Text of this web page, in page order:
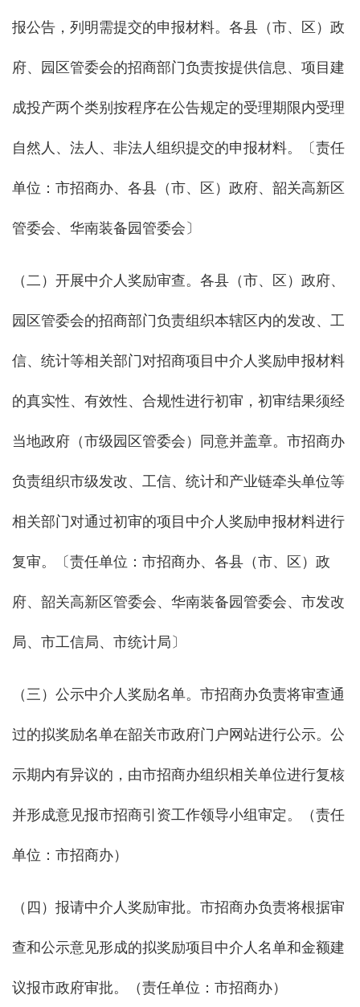
报公告，列明需提交的申报材料。各县（市、区）政
府、园区管委会的招商部门负责按提供信息、项目建
成投产两个类别按程序在公告规定的受理期限内受理
自然人、法人、非法人组织提交的申报材料。〔责任
单位：市招商办、各县（市、区）政府、韶关高新区
管委会、华南装备园管委会〕
（二）开展中介人奖励审查。各县（市、区）政府、
园区管委会的招商部门负责组织本辖区内的发改、工
信、统计等相关部门对招商项目中介人奖励申报材料
的真实性、有效性、合规性进行初审，初审结果须经
当地政府（市级园区管委会）同意并盖章。市招商办
负责组织市级发改、工信、统计和产业链牵头单位等
相关部门对通过初审的项目中介人奖励申报材料进行
复审。〔责任单位：市招商办、各县（市、区）政
府、韶关高新区管委会、华南装备园管委会、市发改
局、市工信局、市统计局〕
（三）公示中介人奖励名单。市招商办负责将审查通
过的拟奖励名单在韶关市政府门户网站进行公示。公
示期内有异议的，由市招商办组织相关单位进行复核
并形成意见报市招商引资工作领导小组审定。（责任
单位：市招商办）
（四）报请中介人奖励审批。市招商办负责将根据审
查和公示意见形成的拟奖励项目中介人名单和金额建
议报市政府审批。（责任单位：市招商办）